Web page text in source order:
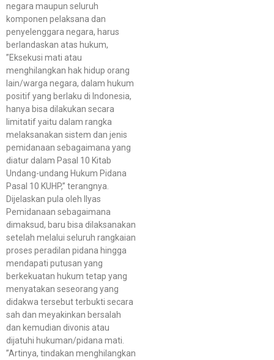
negara maupun seluruh
komponen pelaksana dan
penyelenggara negara, harus
berlandaskan atas hukum,
”Eksekusi mati atau
menghilangkan hak hidup orang
lain/warga negara, dalam hukum
positif yang berlaku di Indonesia,
hanya bisa dilakukan secara
limitatif yaitu dalam rangka
melaksanakan sistem dan jenis
pemidanaan sebagaimana yang
diatur dalam Pasal 10 Kitab
Undang-undang Hukum Pidana
Pasal 10 KUHP,” terangnya.
Dijelaskan pula oleh Ilyas
Pemidanaan sebagaimana
dimaksud, baru bisa dilaksanakan
setelah melalui seluruh rangkaian
proses peradilan pidana hingga
mendapati putusan yang
berkekuatan hukum tetap yang
menyatakan seseorang yang
didakwa tersebut terbukti secara
sah dan meyakinkan bersalah
dan kemudian divonis atau
dijatuhi hukuman/pidana mati.
”Artinya, tindakan menghilangkan